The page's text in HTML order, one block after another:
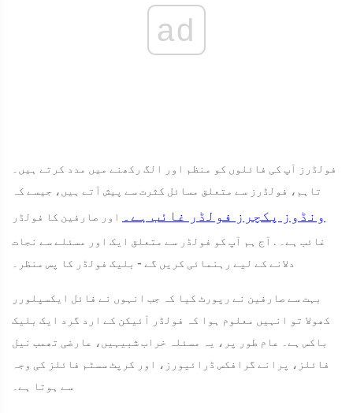
ad
فولڈرز آپ کی فائلوں کو منظم اور الگ رکھنے میں مدد کرتے ہیں۔
تاہم، فولڈرز سے متعلق مسائل کثرت سے پیش آتے ہیں، جیسے کہ
ونڈوز پکچرز فولڈر غائب ہے۔
اور صارفین کا فولڈر
غائب ہے۔ . آج ہم آپ کو فولڈر سے متعلق ایک اور مسئلے سے نجات
دلانے کے لیے رہنمائی کریں گے - بلیک فولڈر کا پس منظر۔
بہت سے صارفین نے رپورٹ کیا کہ جب انہوں نے فائل ایکسپلورر
کھولا تو انہیں معلوم ہوا کہ فولڈر آئیکن کے ارد گرد ایک بلیک
باکس ہے۔ عام طور پر، یہ مسئلہ خراب شبیہیں، عارضی تھمب نیل
فائلز، پرانے گرافکس ڈرائیورز، اور کرپٹ سسٹم فائلز کی وجہ
سے ہوتا ہے۔